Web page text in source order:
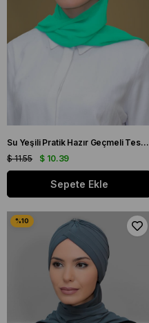
Su Yeşili Pratik Hazır Geçmeli Tesettür Bone Sandy Kumaş Güllü İşlemeli Şifon Atkılı 1206A_32
$ 10.39
$ 11.55
Sepete Ekle